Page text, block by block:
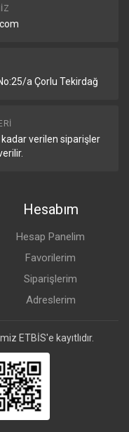
ROHS
Alış Hassasiyeti
-77
-95
a Çorlu Tekirdağ
kadar verilen siparişler
Hesabım
Hesap Panelim
Favorilerim
Siparişlerim
Adreslerim
ETBİS'e kayıtlıdır.